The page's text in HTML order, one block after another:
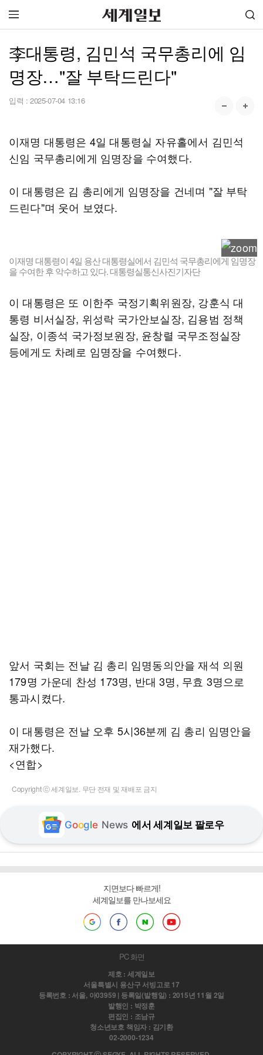
李대통령, 김민석 국무총리에 임
명장…"잘 부탁드린다"
입력 : 2025-07-04 13:16
이재명 대통령은 4일 대통령실 자유홀에서 김민석
신임 국무총리에게 임명장을 수여했다.
이 대통령은 김 총리에게 임명장을 건네며 "잘 부탁
드린다"며 웃어 보였다.
이재명 대통령이 4일 용산 대통령실에서 김민석 국무총리에게 임명장
을 수여한 후 악수하고 있다. 대통령실통신사진기자단
이 대통령은 또 이한주 국정기획위원장, 강훈식 대
통령 비서실장, 위성락 국가안보실장, 김용범 정책
실장, 이종석 국가정보원장, 윤창렬 국무조정실장
등에게도 차례로 임명장을 수여했다.
앞서 국회는 전날 김 총리 임명동의안을 재석 의원
179명 가운데 찬성 173명, 반대 3명, 무효 3명으로
통과시켰다.
이 대통령은 전날 오후 5시36분께 김 총리 임명안을
재가했다.
<연합>
Copyright ⓒ 세계일보. 무단 전재 및 재배포 금지
Google News 에서 세계일보 팔로우
지면보다 빠르게!
세계일보를 만나보세요
PC 화면
제호 : 세계일보
서울특별시 용산구 서빙고로 17
등록번호 : 서울, 아03959 | 등록일(발행일) : 2015년 11월 2일
발행인 : 박정훈
편집인 : 조남규
청소년보호 책임자 : 김기환
02-2000-1234